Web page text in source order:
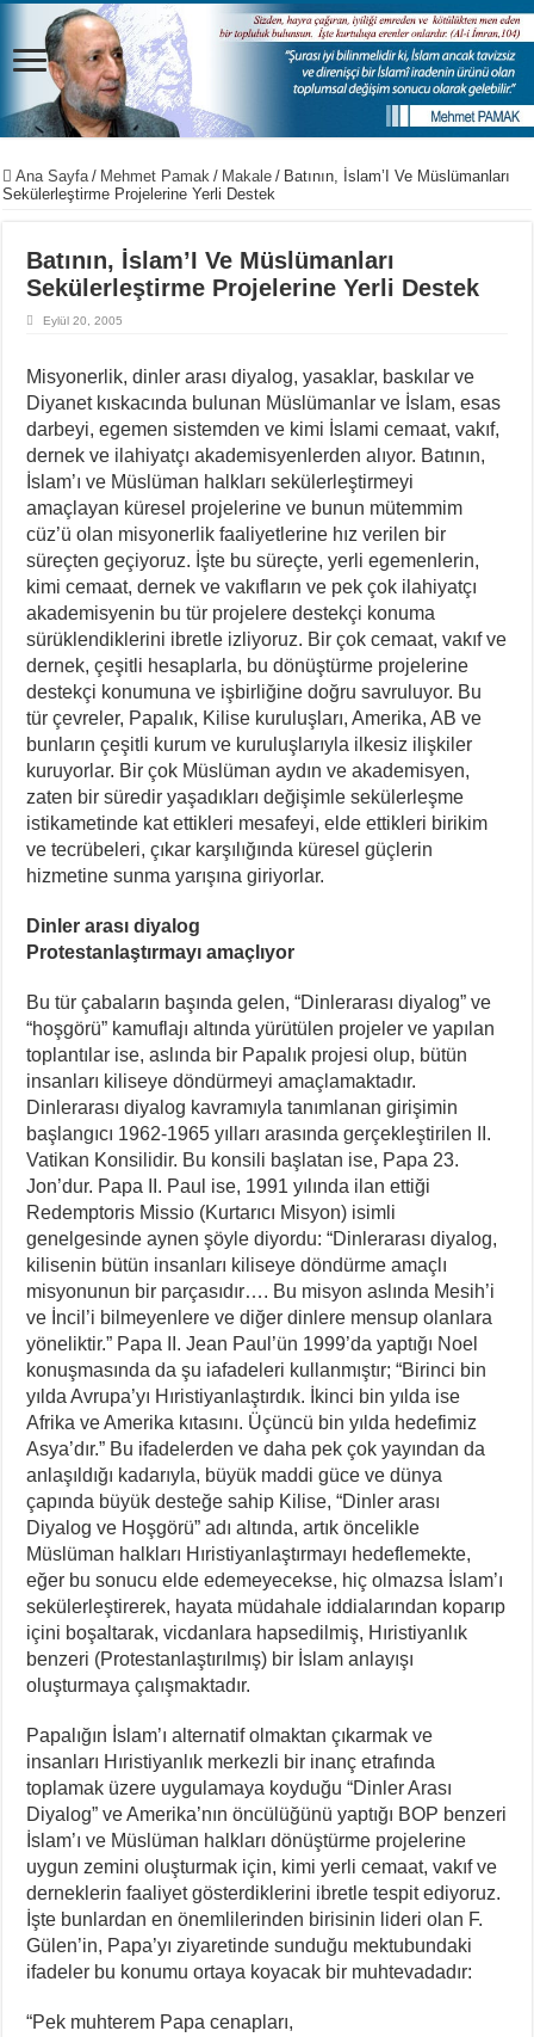
Ana Sayfa / Mehmet Pamak / Makale / Batının, İslam’I Ve Müslümanları
Sekülerleştirme Projelerine Yerli Destek
Batının, İslam’I Ve Müslümanları
Sekülerleştirme Projelerine Yerli Destek
Eylül 20, 2005
Misyonerlik, dinler arası diyalog, yasaklar, baskılar ve
Diyanet kıskacında bulunan Müslümanlar ve İslam, esas
darbeyi, egemen sistemden ve kimi İslami cemaat, vakıf,
dernek ve ilahiyatçı akademisyenlerden alıyor. Batının,
İslam’ı ve Müslüman halkları sekülerleştirmeyi
amaçlayan küresel projelerine ve bunun mütemmim
cüz’ü olan misyonerlik faaliyetlerine hız verilen bir
süreçten geçiyoruz. İşte bu süreçte, yerli egemenlerin,
kimi cemaat, dernek ve vakıfların ve pek çok ilahiyatçı
akademisyenin bu tür projelere destekçi konuma
sürüklendiklerini ibretle izliyoruz. Bir çok cemaat, vakıf ve
dernek, çeşitli hesaplarla, bu dönüştürme projelerine
destekçi konumuna ve işbirliğine doğru savruluyor. Bu
tür çevreler, Papalık, Kilise kuruluşları, Amerika, AB ve
bunların çeşitli kurum ve kuruluşlarıyla ilkesiz ilişkiler
kuruyorlar. Bir çok Müslüman aydın ve akademisyen,
zaten bir süredir yaşadıkları değişimle sekülerleşme
istikametinde kat ettikleri mesafeyi, elde ettikleri birikim
ve tecrübeleri, çıkar karşılığında küresel güçlerin
hizmetine sunma yarışına giriyorlar.
Dinler arası diyalog
Protestanlaştırmayı amaçlıyor
Bu tür çabaların başında gelen, “Dinlerarası diyalog” ve
“hoşgörü” kamuflajı altında yürütülen projeler ve yapılan
toplantılar ise, aslında bir Papalık projesi olup, bütün
insanları kiliseye döndürmeyi amaçlamaktadır.
Dinlerarası diyalog kavramıyla tanımlanan girişimin
başlangıcı 1962-1965 yılları arasında gerçekleştirilen II.
Vatikan Konsilidir. Bu konsili başlatan ise, Papa 23.
Jon’dur. Papa II. Paul ise, 1991 yılında ilan ettiği
Redemptoris Missio (Kurtarıcı Misyon) isimli
genelgesinde aynen şöyle diyordu: “Dinlerarası diyalog,
kilisenin bütün insanları kiliseye döndürme amaçlı
misyonunun bir parçasıdır…. Bu misyon aslında Mesih’i
ve İncil’i bilmeyenlere ve diğer dinlere mensup olanlara
yöneliktir.” Papa II. Jean Paul’ün 1999’da yaptığı Noel
konuşmasında da şu iafadeleri kullanmıştır; “Birinci bin
yılda Avrupa’yı Hıristiyanlaştırdık. İkinci bin yılda ise
Afrika ve Amerika kıtasını. Üçüncü bin yılda hedefimiz
Asya’dır.” Bu ifadelerden ve daha pek çok yayından da
anlaşıldığı kadarıyla, büyük maddi güce ve dünya
çapında büyük desteğe sahip Kilise, “Dinler arası
Diyalog ve Hoşgörü” adı altında, artık öncelikle
Müslüman halkları Hıristiyanlaştırmayı hedeflemekte,
eğer bu sonucu elde edemeyecekse, hiç olmazsa İslam’ı
sekülerleştirerek, hayata müdahale iddialarından koparıp
içini boşaltarak, vicdanlara hapsedilmiş, Hıristiyanlık
benzeri (Protestanlaştırılmış) bir İslam anlayışı
oluşturmaya çalışmaktadır.
Papalığın İslam’ı alternatif olmaktan çıkarmak ve
insanları Hıristiyanlık merkezli bir inanç etrafında
toplamak üzere uygulamaya koyduğu “Dinler Arası
Diyalog” ve Amerika’nın öncülüğünü yaptığı BOP benzeri
İslam’ı ve Müslüman halkları dönüştürme projelerine
uygun zemini oluşturmak için, kimi yerli cemaat, vakıf ve
derneklerin faaliyet gösterdiklerini ibretle tespit ediyoruz.
İşte bunlardan en önemlilerinden birisinin lideri olan F.
Gülen’in, Papa’yı ziyaretinde sunduğu mektubundaki
ifadeler bu konumu ortaya koyacak bir muhtevadadır:
“Pek muhterem Papa cenapları,